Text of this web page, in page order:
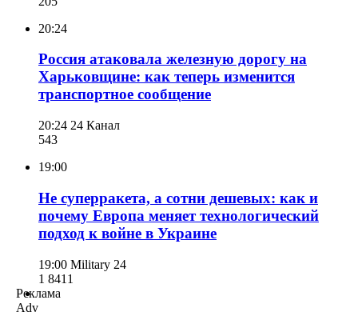
20:24
Россия атаковала железную дорогу на
Харьковщине: как теперь изменится
транспортное сообщение
20:24 24 Канал
543
19:00
Не суперракета, а сотни дешевых: как и
почему Европа меняет технологический
подход к войне в Украине
19:00 Military 24
1 841 1
Реклама
Adv